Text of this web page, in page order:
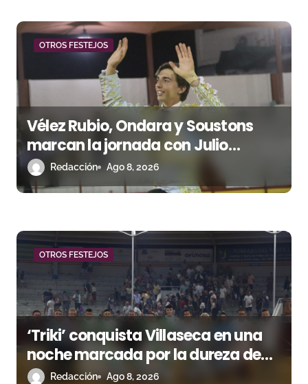
d
s
OTROS FESTEJOS
Vélez Rubio, Ondara y Soustons
marcan la jornada con Julio
Romero, Andy Cartagena y Hugo
Tarbelli
Redacción Ago 8, 2026
OTROS FESTEJOS
‘Triki’ conquista Villaseca en una
noche marcada por la dureza de
Monteviejo
Redacción Ago 8, 2026